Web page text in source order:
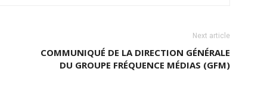
Next article
COMMUNIQUÉ DE LA DIRECTION GÉNÉRALE
DU GROUPE FRÉQUENCE MÉDIAS (GFM)